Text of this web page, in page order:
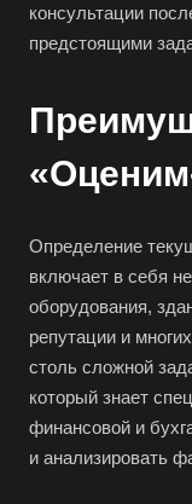
консультации
предстоящими
Определение
включает в себя
оборудования,
репутации и
столь сложной
который знает
финансовой и
и анализировать
Березники
Биробиджан
Бирск
Бирюч
Благодарный
Богородицк
Боготол
Большой Камень
Борзя